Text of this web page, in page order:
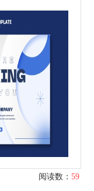
阅读数： 59